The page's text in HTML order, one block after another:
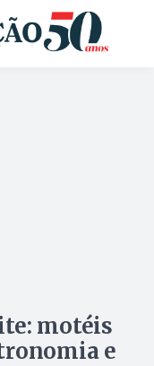
motéis
e